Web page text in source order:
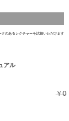
クのあるレクチャーを試聴いただけます
アル
￥0